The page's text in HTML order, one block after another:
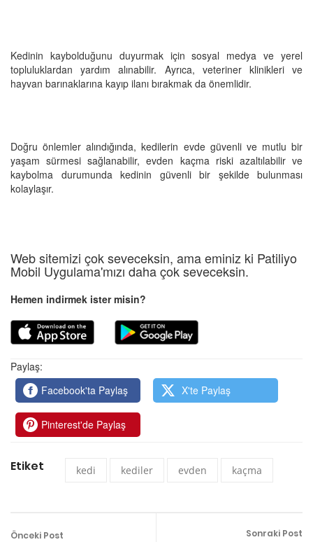
Kedinin kaybolduğunu duyurmak için sosyal medya ve yerel
topluluklardan yardım alınabilir. Ayrıca, veteriner klinikleri ve
hayvan barınaklarına kayıp ilanı bırakmak da önemlidir.
Doğru önlemler alındığında, kedilerin evde güvenli ve mutlu bir
yaşam sürmesi sağlanabilir, evden kaçma riski azaltılabilir ve
kaybolma durumunda kedinin güvenli bir şekilde bulunması
kolaylaşır.
Web sitemizi çok seveceksin, ama eminiz ki Patiliyo
Mobil Uygulama'mızı daha çok seveceksin.
Hemen indirmek ister misin?
Paylaş:
Facebook'ta Paylaş
X'te Paylaş
Pinterest'de Paylaş
Etiket kedi kediler evden kaçma
Önceki Post Sonraki Post